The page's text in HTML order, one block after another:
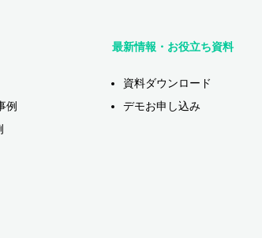
例
最新情報・お役立ち資料
資料ダウンロード
デモお申し込み